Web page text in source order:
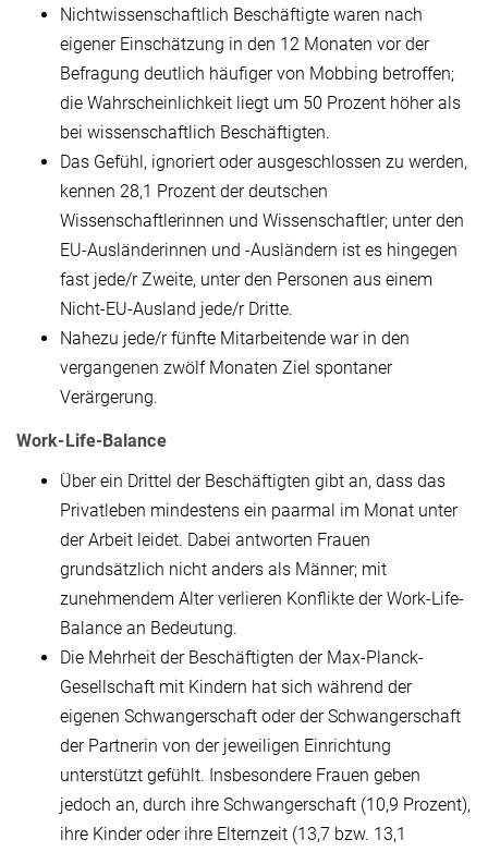
Nichtwissenschaftlich Beschäftigte waren nach
eigener Einschätzung in den 12 Monaten vor der
Befragung deutlich häufiger von Mobbing betroffen;
die Wahrscheinlichkeit liegt um 50 Prozent höher als
bei wissenschaftlich Beschäftigten.
Das Gefühl, ignoriert oder ausgeschlossen zu werden,
kennen 28,1 Prozent der deutschen
Wissenschaftlerinnen und Wissenschaftler; unter den
EU-Ausländerinnen und -Ausländern ist es hingegen
fast jede/r Zweite, unter den Personen aus einem
Nicht-EU-Ausland jede/r Dritte.
Nahezu jede/r fünfte Mitarbeitende war in den
vergangenen zwölf Monaten Ziel spontaner
Verärgerung.
Work-Life-Balance
Über ein Drittel der Beschäftigten gibt an, dass das
Privatleben mindestens ein paarmal im Monat unter
der Arbeit leidet. Dabei antworten Frauen
grundsätzlich nicht anders als Männer; mit
zunehmendem Alter verlieren Konflikte der Work-Life-
Balance an Bedeutung.
Die Mehrheit der Beschäftigten der Max-Planck-
Gesellschaft mit Kindern hat sich während der
eigenen Schwangerschaft oder der Schwangerschaft
der Partnerin von der jeweiligen Einrichtung
unterstützt gefühlt. Insbesondere Frauen geben
jedoch an, durch ihre Schwangerschaft (10,9 Prozent),
ihre Kinder oder ihre Elternzeit (13,7 bzw. 13,1